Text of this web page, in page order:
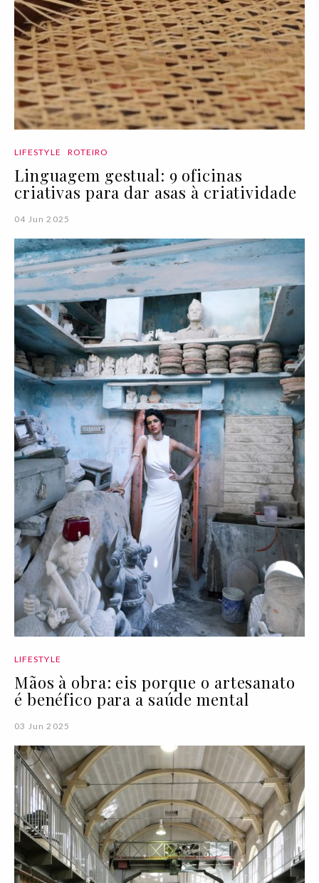
LIFESTYLE ROTEIRO
Linguagem gestual: 9 oficinas
criativas para dar asas à criatividade
04 Jun 2025
LIFESTYLE
Mãos à obra: eis porque o artesanato
é benéfico para a saúde mental
03 Jun 2025